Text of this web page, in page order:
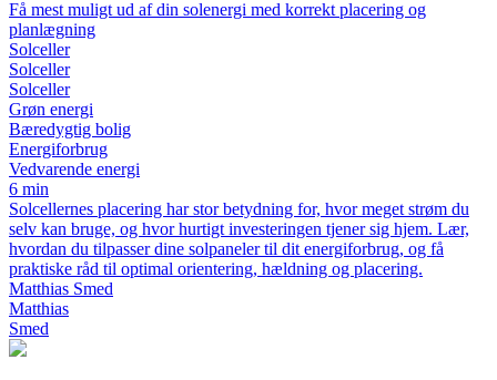
Få mest muligt ud af din solenergi med korrekt placering og
planlægning
Solceller
Solceller
Solceller
Grøn energi
Bæredygtig bolig
Energiforbrug
Vedvarende energi
6 min
Solcellernes placering har stor betydning for, hvor meget strøm du
selv kan bruge, og hvor hurtigt investeringen tjener sig hjem. Lær,
hvordan du tilpasser dine solpaneler til dit energiforbrug, og få
praktiske råd til optimal orientering, hældning og placering.
Matthias Smed
Matthias
Smed